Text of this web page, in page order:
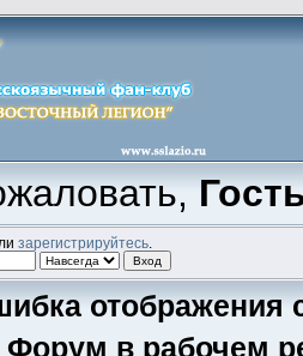
зарегистрируйтесь
отображения
Форум в рабочем